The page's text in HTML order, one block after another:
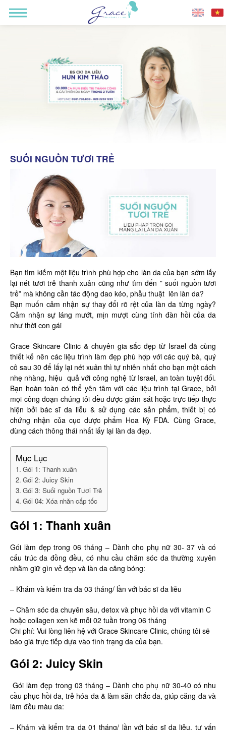
SUỐI NGUỒN TƯƠI TRẺ
Bạn tìm kiếm một liệu trình phù hợp cho làn da của bạn sớm lấy
lại nét tươi trẻ thanh xuân cũng như tìm đến ” suối nguồn tươi
trẻ” mà không cần tác động dao kéo, phẫu thuật lên làn da?
Bạn muốn cảm nhận sự thay đổi rõ rệt của làn da từng ngày?
Cảm nhận sự láng mướt, mịn mượt cùng tính đàn hồi của da
như thời con gái
Grace Skincare Clinic & chuyên gia sắc đẹp từ Israel đã cùng
thiết kế nên các liệu trình làm đẹp phù hợp với các quý bà, quý
cô sau 30 để lấy lại nét xuân thì tự nhiên nhất cho bạn một cách
nhẹ nhàng, hiệu quả với công nghệ từ Israel, an toàn tuyệt đối.
Bạn hoàn toàn có thể yên tâm với các liệu trình tại Grace, bởi
mọi công đoạn chúng tôi đều được giám sát hoặc trực tiếp thực
hiện bởi bác sĩ da liễu & sử dụng các sản phẩm, thiết bị có
chứng nhận của cục dược phẩm Hoa Kỳ FDA. Cùng Grace,
dùng cách thông thái nhất lấy lại làn da đẹp.
Mục Lục
Gói 1: Thanh xuân
Gói 2: Juicy Skin
Gói 3: Suối nguồn Tươi Trẻ
Gói 04: Xóa nhăn cấp tốc
Gói 1: Thanh xuân
Gói làm đẹp trong 06 tháng – Dành cho phụ nữ 30- 37 và có
cấu trúc da đồng đều, có nhu cầu chăm sóc da thường xuyên
nhằm giữ gìn vẻ đẹp và làn da căng bóng:
– Khám và kiểm tra da 03 tháng/ lần với bác sĩ da liễu
– Chăm sóc da chuyên sâu, detox và phục hồi da với vitamin C
hoặc collagen xen kẽ mỗi 02 tuần trong 06 tháng
Chi phí: Vui lòng liên hệ với Grace Skincare Clinic, chúng tôi sẽ
báo giá trực tiếp dựa vào tình trạng da của bạn.
Gói 2: Juicy Skin
Gói làm đẹp trong 03 tháng – Dành cho phụ nữ 30-40 có nhu
cầu phục hồi da, trẻ hóa da & làm săn chắc da, giúp căng da và
làm đều màu da:
– Khám và kiểm tra da 01 tháng/ lần với bác sĩ da liễu, tư vấn